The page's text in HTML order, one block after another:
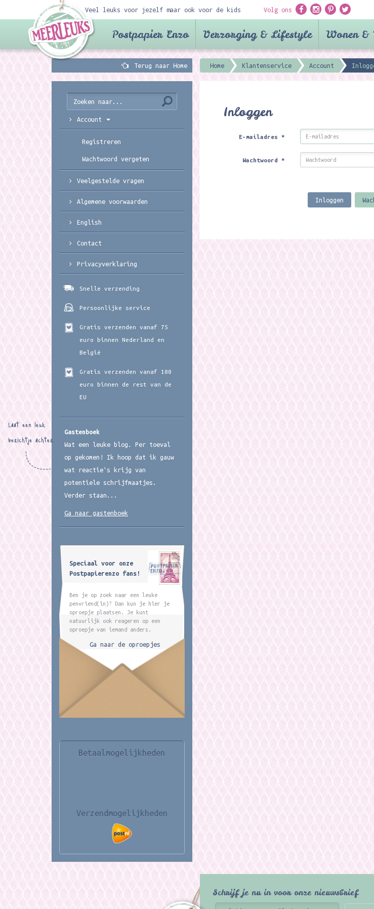
Veel leuks voor jezelf maar ook voor de kids Volg ons
Postpapier Enzo Verzorging & Lifestyle Wonen &
Terug naar Home Home Klantenservice Account
Inloggen
E-mailadres*
Wachtwoord*
Inloggen
Account
Registreren
Wachtwoord vergeten
Veelgestelde vragen
Algemene voorwaarden
English
Contact
Privacyverklaring
Snelle verzending
Persoonlijke service
Gratis verzenden vanaf 75
euro binnen Nederland en
België
Gratis verzenden vanaf 100
euro binnen de rest van de
EU
Gastenboek
Wat een leuke blog. Per toeval
op gekomen! Ik hoop dat ik gauw
wat reactie's krijg van
potentiele schrijfmaatjes.
Verder staan...
Laat een leuk
berichtje achter
Ga naar gastenboek
Speciaal voor onze
Postpapierenzo fans!
Ben je op zoek naar een leuke
penvriend(in)? Dan kun je hier je
oproepje plaatsen. Je kunt
natuurlijk ook reageren op een
oproepje van iemand anders.
Ga naar de oproepjes
Betaalmogelijkheden
Verzendmogelijkheden
Schrijf je nu in voor onze nieuwsbrief